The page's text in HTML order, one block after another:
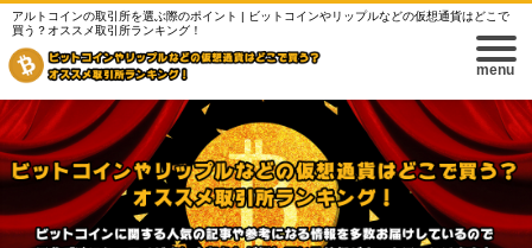
アルトコインの取引所を選ぶ際のポイント | ビットコインやリップルなどの仮想通貨はどこで
買う？オススメ取引所ランキング！
menu